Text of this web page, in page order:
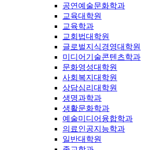
공연예술문화학과
교육대학원
교육학과
교회법대학원
글로벌지식경영대학원
미디어기술콘텐츠학과
문화영성대학원
사회복지대학원
상담심리대학원
생명과학과
생활문화학과
예술미디어융합학과
의료인공지능학과
일반대학원